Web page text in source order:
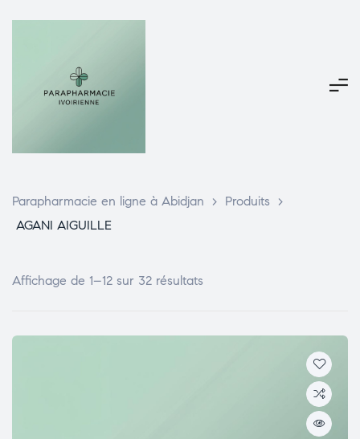
Parapharmacie en ligne à Abidjan > Produits
>
AGANI AIGUILLE
Affichage de 1–12 sur 32 résultats